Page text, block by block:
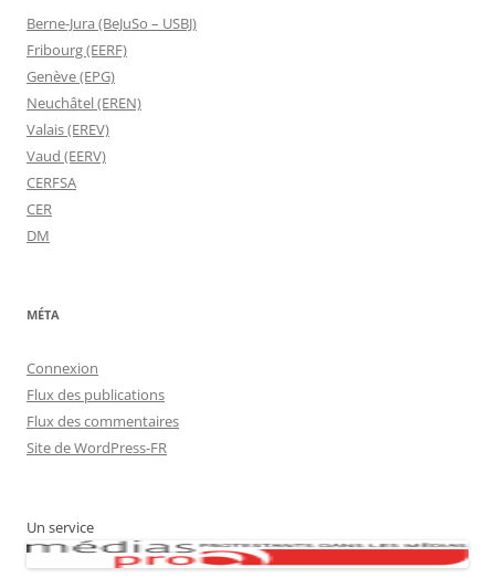
Berne-Jura (BeJuSo – USBJ)
Fribourg (EERF)
Genève (EPG)
Neuchâtel (EREN)
Valais (EREV)
Vaud (EERV)
CERFSA
CER
DM
MÉTA
Connexion
Flux des publications
Flux des commentaires
Site de WordPress-FR
Un service